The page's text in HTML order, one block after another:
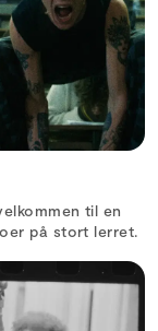
til en
på stort lerret.